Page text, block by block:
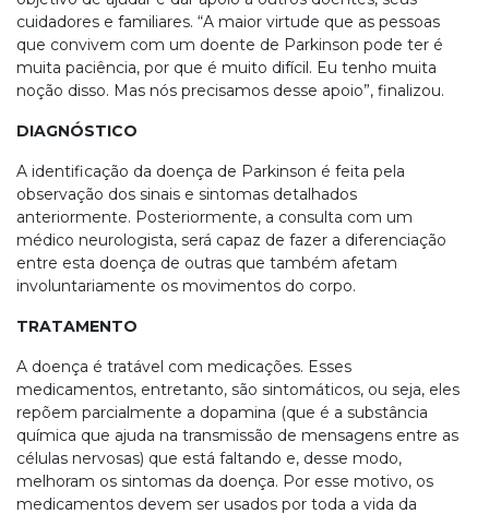
cuidadores e familiares. “A maior virtude que as pessoas
que convivem com um doente de Parkinson pode ter é
muita paciência, por que é muito difícil. Eu tenho muita
noção disso. Mas nós precisamos desse apoio”, finalizou.
DIAGNÓSTICO
A identificação da doença de Parkinson é feita pela
observação dos sinais e sintomas detalhados
anteriormente. Posteriormente, a consulta com um
médico neurologista, será capaz de fazer a diferenciação
entre esta doença de outras que também afetam
involuntariamente os movimentos do corpo.
TRATAMENTO
A doença é tratável com medicações. Esses
medicamentos, entretanto, são sintomáticos, ou seja, eles
repõem parcialmente a dopamina (que é a substância
química que ajuda na transmissão de mensagens entre as
células nervosas) que está faltando e, desse modo,
melhoram os sintomas da doença. Por esse motivo, os
medicamentos devem ser usados por toda a vida da